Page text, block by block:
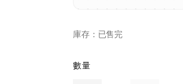
庫存： 已售完
數量